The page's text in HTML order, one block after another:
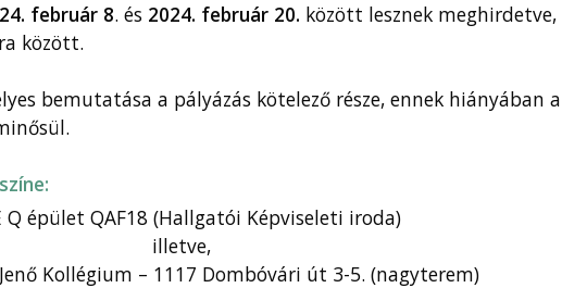
február 8. és 2024. február 20. között lesznek meghirdetve,
között.
bemutatása a pályázás kötelező része, ennek hiányában a
Q épület QAF18 (Hallgatói Képviseleti iroda)
illetve,
Kollégium – 1117 Dombóvári út 3-5. (nagyterem)